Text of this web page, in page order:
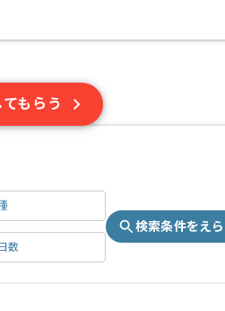
もらう
数
検索条件をえ